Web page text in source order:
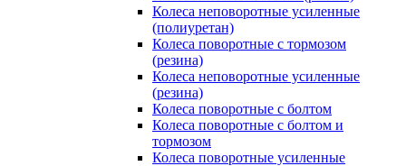
Колеса неповоротные усиленные
(полиуретан)
Колеса поворотные c тормозом
(резина)
Колеса неповоротные усиленные
(резина)
Колеса поворотные с болтом
Колеса поворотные с болтом и
тормозом
Колеса поворотные усиленные